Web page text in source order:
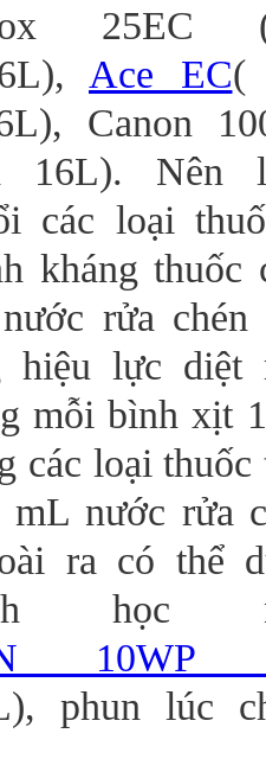
25EC
Ace EC(
Canon
16L). Nên
các loại
kháng thuốc
rửa chén
hiệu lực diệt
mỗi bình xịt
các loại thuốc
mL nước rửa
ra có thể
học
phun lúc